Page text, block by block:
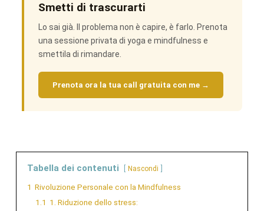
Smetti di trascurarti
Lo sai già. Il problema non è capire, è farlo. Prenota
una sessione privata di yoga e mindfulness e
smettila di rimandare.
Prenota ora la tua call gratuita con me →
Tabella dei contenuti Nascondi
1 Rivoluzione Personale con la Mindfulness
1.1 1. Riduzione dello stress: